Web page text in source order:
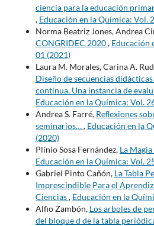
ciencia para la educación
, Educación en la Química: Vol.
Norma Beatriz Jones, Andrea
CONGRIDEC 2020, Educación
01 (2021)
Laura M. Morales, Carina A.
Diseño de secuencias
continua. Una instancia de
Educación en la Química: Vol.
Andrea S. Farré, Reﬂexiones
seminarios…, Educación en la
(2020)
Plinio Sosa Fernández, La
Educación en la Química: Vol.
Gabriel Pinto Cañón, La Tabla
Imprescindible Para el
Ciencias, Educación en la
Alfio Zambón, Los arboles de
del bloque d de la tabla